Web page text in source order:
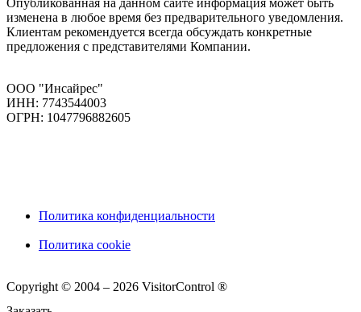
изменена в любое время без предварительного уведомления.
Клиентам рекомендуется всегда обсуждать конкретные
предложения с представителями Компании.
ООО "Инсайрес"
ИНН: 7743544003
ОГРН: 1047796882605
Политика конфиденциальности
Политика cookie
Copyright © 2004 – 2026 VisitorControl ®